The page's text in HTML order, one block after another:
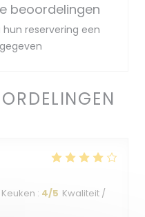
Keuken : 4/5 Kwaliteit /
beoordelingen
reservering een